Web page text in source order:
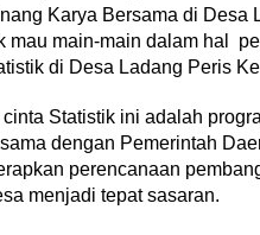
Karya Bersama di
mau main-main dalam hal
di Desa Ladang Peris
Statistik ini adalah
dengan Pemerintah
perencanaan
menjadi tepat sasaran.